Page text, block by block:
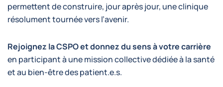
permettent de construire, jour après jour, une clinique
résolument tournée vers l’avenir.
Rejoignez la CSPO et donnez du sens à votre carrière
en participant à une mission collective dédiée à la santé
et au bien-être des patient.e.s.